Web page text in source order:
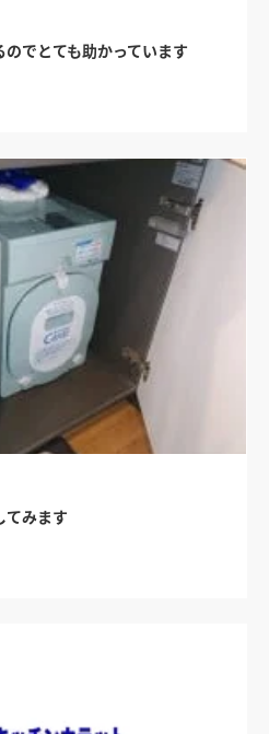
でとても助かっています
てみます